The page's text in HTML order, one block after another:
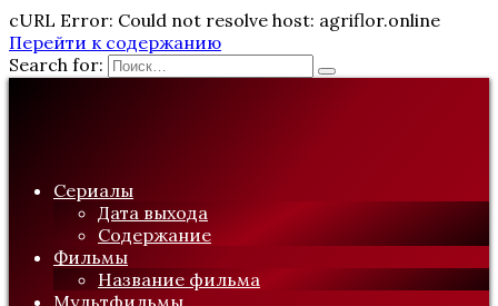
cURL Error: Could not resolve host: agriflor.online
Перейти к содержанию
Search for:
Сериалы
Дата выхода
Содержание
Фильмы
Название фильма
Мультфильмы